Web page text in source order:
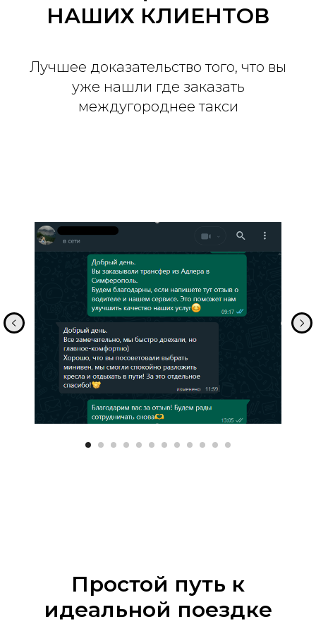
НАШИХ КЛИЕНТОВ
Лучшее доказательство того, что вы
уже нашли где заказать
междугороднее такси
Простой путь к
идеальной поездке